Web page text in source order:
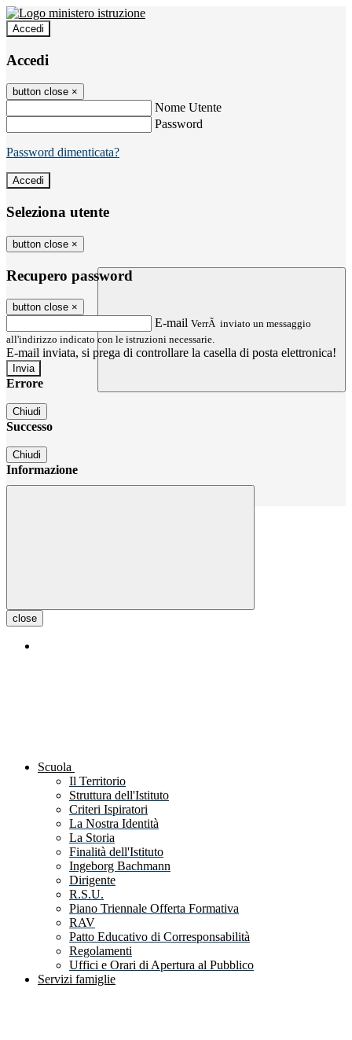
Accedi
Accedi
button close ×
Nome Utente
Password
Password dimenticata?
Seleziona utente
button close ×
Recupero password
button close ×
E-mail VerrÃ inviato un messaggio
all'indirizzo indicato con le istruzioni necessarie.
E-mail inviata, si prega di controllare la casella di posta elettronica!
Errore
Chiudi
Successo
Chiudi
Informazione
close
Scuola
Il Territorio
Struttura dell'Istituto
Criteri Ispiratori
La Nostra Identità
La Storia
Finalità dell'Istituto
Ingeborg Bachmann
Dirigente
R.S.U.
Piano Triennale Offerta Formativa
RAV
Patto Educativo di Corresponsabilità
Regolamenti
Uffici e Orari di Apertura al Pubblico
Servizi famiglie